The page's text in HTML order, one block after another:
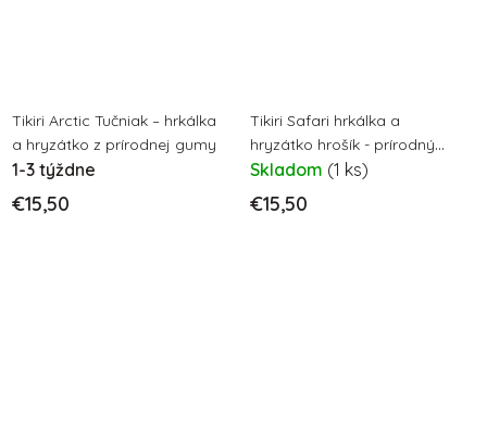
Tikiri Arctic Tučniak – hrkálka
a hryzátko z prírodnej gumy
1-3 týždne
€15,50
Tikiri Safari hrkálka a
hryzátko hrošík - prírodný
kaučuk
Skladom (1 ks)
€15,50